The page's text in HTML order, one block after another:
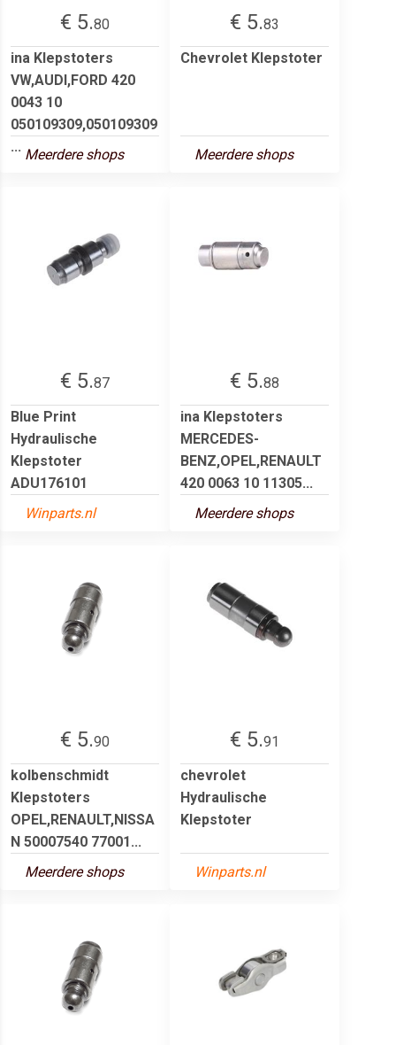
€ 5.80
ina Klepstoters
VW,AUDI,FORD 420
0043 10
050109309,050109309
... Meerdere shops
€ 5.83
Chevrolet Klepstoter
Meerdere shops
€ 5.87
Blue Print
Hydraulische
Klepstoter
ADU176101
Winparts.nl
€ 5.88
ina Klepstoters
MERCEDES-
BENZ,OPEL,RENAULT
420 0063 10 11305...
Meerdere shops
€ 5.90
kolbenschmidt
Klepstoters
OPEL,RENAULT,NISSA
N 50007540 77001...
Meerdere shops
€ 5.91
chevrolet
Hydraulische
Klepstoter
Winparts.nl